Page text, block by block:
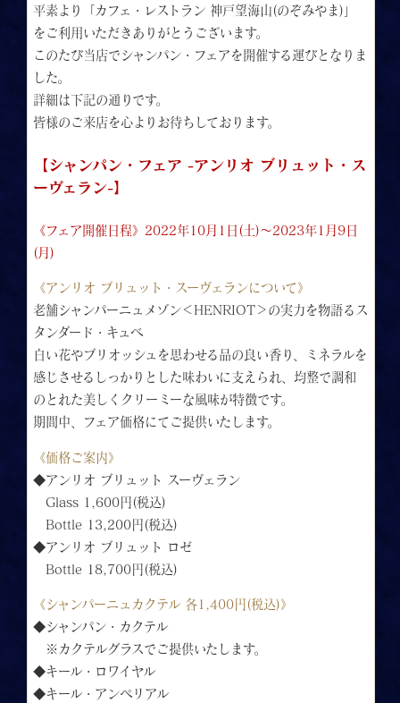
平素より「カフェ・レストラン 神戸望海山(のぞみやま)」
をご利用いただきありがとうございます。
このたび当店でシャンパン・フェアを開催する運びとなりま
した。
詳細は下記の通りです。
皆様のご来店を心よりお待ちしております。
【シャンパン・フェア -アンリオ ブリュット・ス
ーヴェラン-】
《フェア開催日程》2022年10月1日(土)～2023年1月9日
(月)
《アンリオ ブリュット・スーヴェランについて》
老舗シャンパーニュメゾン＜HENRIOT＞の実力を物語るス
タンダード・キュベ
白い花やブリオッシュを思わせる品の良い香り、ミネラルを
感じさせるしっかりとした味わいに支えられ、均整で調和
のとれた美しくクリーミーな風味が特徴です。
期間中、フェア価格にてご提供いたします。
《価格ご案内》
◆アンリオ ブリュット スーヴェラン
Glass 1,600円(税込)
Bottle 13,200円(税込)
◆アンリオ ブリュット ロゼ
Bottle 18,700円(税込)
《シャンパーニュカクテル 各1,400円(税込)》
◆シャンパン・カクテル
※カクテルグラスでご提供いたします。
◆キール・ロワイヤル
◆キール・アンぺリアル